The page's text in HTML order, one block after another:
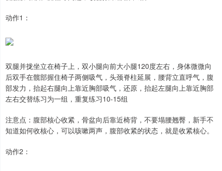
动作1：
双腿并拢坐立在椅子上，双小腿向前大小腿120度左右，身体微微向
后双手在髋部握住椅子两侧吸气，头颈脊柱延展，腰背立直呼气，腹
部发力，抬起右腿向上靠近胸部吸气，还原，抬起左腿向上靠近胸部
左右交替练习为一组，重复练习10-15组
注意点：腹部核心收紧，骨盆向后靠近椅背，不要塌腰翘臀，新手不
知道如何收核心，可以咳嗽两声，腹部收紧的状态，就是收紧核心。
动作2：